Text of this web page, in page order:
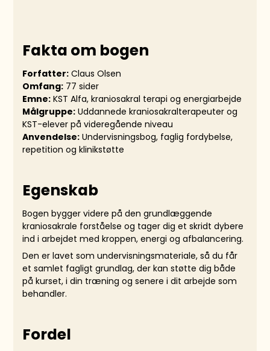
Fakta om bogen
Forfatter: Claus Olsen
Omfang: 77 sider
Emne: KST Alfa, kraniosakral terapi og energiarbejde
Målgruppe: Uddannede kraniosakralterapeuter og
KST-elever på videregående niveau
Anvendelse: Undervisningsbog, faglig fordybelse,
repetition og klinikstøtte
Egenskab
Bogen bygger videre på den grundlæggende
kraniosakrale forståelse og tager dig et skridt dybere
ind i arbejdet med kroppen, energi og afbalancering.
Den er lavet som undervisningsmateriale, så du får
et samlet fagligt grundlag, der kan støtte dig både
på kurset, i din træning og senere i dit arbejde som
behandler.
Fordel